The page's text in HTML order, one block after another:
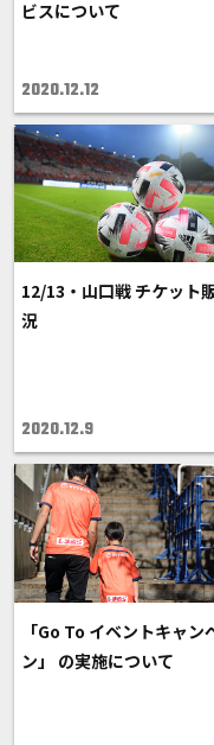
ビスについて
2020.12.12
12/13・山口戦 チケット
況
2020.12.9
「Go To イベントキャン
ン」 の実施について